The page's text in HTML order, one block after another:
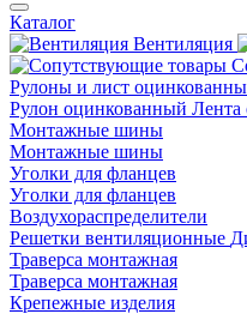
Каталог
Вентиляция
Рулоны и лист
Рулон оцинкованный Лента
Монтажные шины
Монтажные шины
Уголки для фланцев
Уголки для фланцев
Воздухораспределители
Решетки вентиляционные
Траверса монтажная
Траверса монтажная
Крепежные изделия